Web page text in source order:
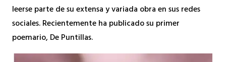
leerse parte de su extensa y variada obra en sus redes
sociales. Recientemente ha publicado su primer
poemario, De Puntillas.